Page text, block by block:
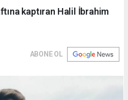
kaptıran Halil İbrahim
ABONE OL